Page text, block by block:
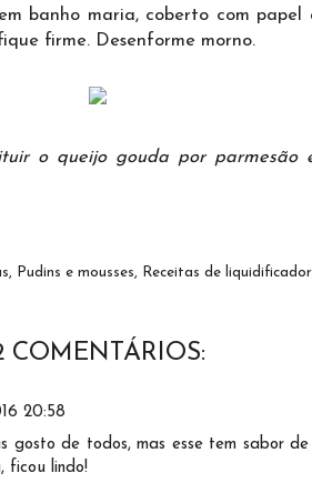
banho maria, coberto com papel
firme. Desenforme morno.
o queijo gouda por parmesão
, Pudins e mousses, Receitas de liquidificador
COMENTÁRIOS:
20:58
gosto de todos, mas esse tem sabor de
ficou lindo!